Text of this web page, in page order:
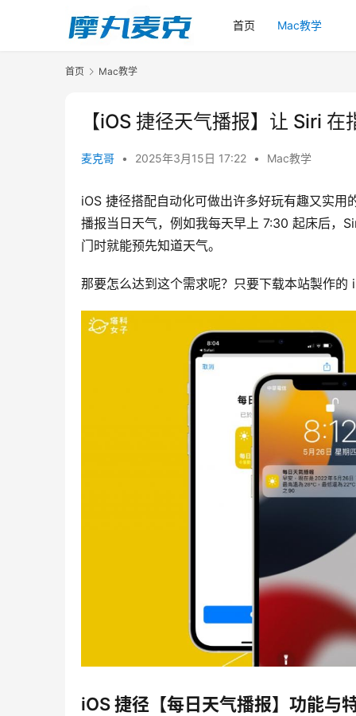
首页 Mac教学
首页 Mac教学
【iOS 捷径天气播报】让 Siri
麦克哥 • 2025年3月15日 17:22 • Mac教学
iOS 捷径搭配自动化可做出许多好玩有趣又实
播报当日天气，例如我每天早上 7:30 起床后，
门时就能预先知道天气。
那要怎么达到这个需求呢？只要下载本站製作
iOS 捷径【每日天气播报】功能与